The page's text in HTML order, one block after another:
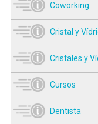
Coworking
Cristal y
Cristales y
Cursos
Dentista